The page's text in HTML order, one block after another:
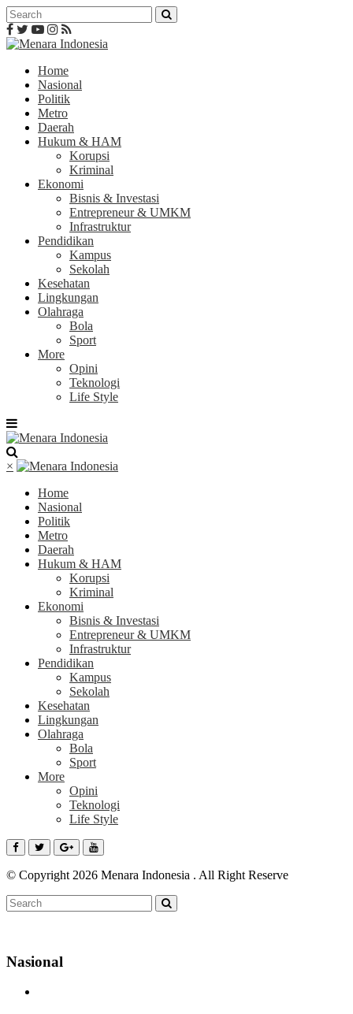
Home
Nasional
Politik
Metro
Daerah
Hukum & HAM
Korupsi
Kriminal
Ekonomi
Bisnis & Investasi
Entrepreneur & UMKM
Infrastruktur
Pendidikan
Kampus
Sekolah
Kesehatan
Lingkungan
Olahraga
Bola
Sport
More
Opini
Teknologi
Life Style
×
Home
Nasional
Politik
Metro
Daerah
Hukum & HAM
Korupsi
Kriminal
Ekonomi
Bisnis & Investasi
Entrepreneur & UMKM
Infrastruktur
Pendidikan
Kampus
Sekolah
Kesehatan
Lingkungan
Olahraga
Bola
Sport
More
Opini
Teknologi
Life Style
© Copyright 2026 Menara Indonesia . All Right Reserve
Nasional